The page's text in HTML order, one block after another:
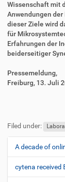
Wissenschaft mit
Anwendungen
dieser Ziele wird
für
Erfahrungen der
beiderseitiger
Pressemeldung,
Freiburg, 13. Juli
ß
z
i
e
n
u
z
r
Filed under:
N
v
A decade of
cytena received